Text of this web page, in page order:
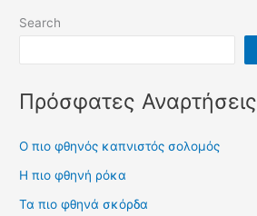
Search
Πρόσφατες Αναρτήσεις
Ο πιο φθηνός καπνιστός σολομός
Η πιο φθηνή ρόκα
Τα πιο φθηνά σκόρδα